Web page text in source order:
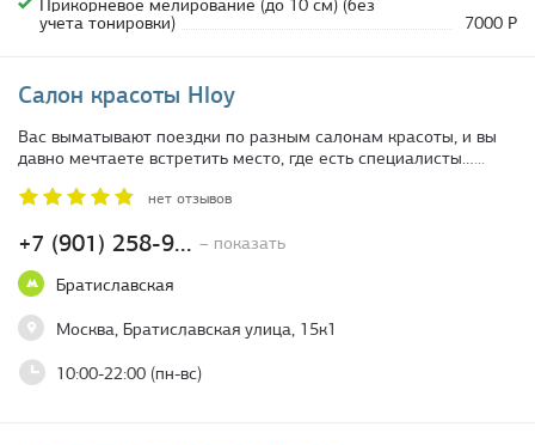
Прикорневое мелирование (до 10 см) (без
учета тонировки)
7000 Р
Салон красоты Hloy
+7 (901) 258-9... – показать
Братиславская
Москва, Братиславская улица, 15к1
10:00-22:00 (пн-вс)
Вас выматывают поездки по разным салонам красоты, и вы
давно мечтаете встретить место, где есть специалисты…...
нет отзывов